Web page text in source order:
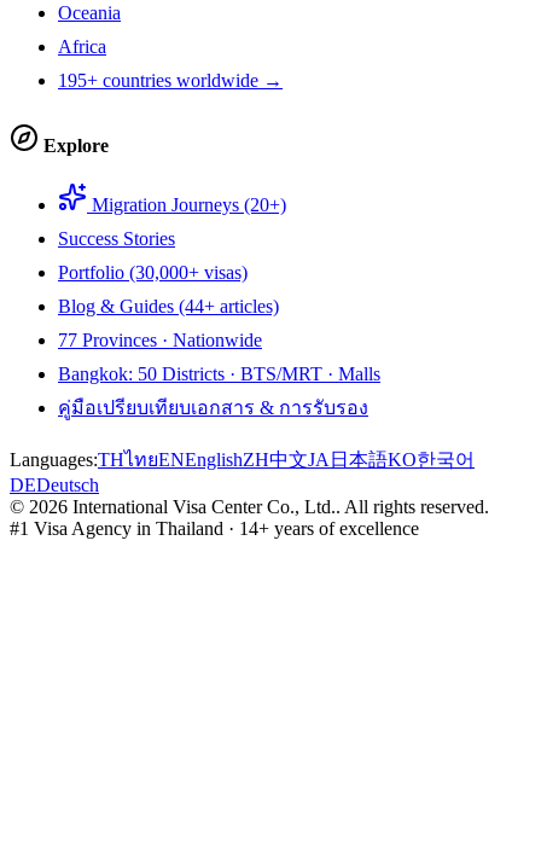
Oceania
Africa
195+ countries worldwide →
Explore
Migration Journeys (20+)
Success Stories
Portfolio (30,000+ visas)
Blog & Guides (44+ articles)
77 Provinces · Nationwide
Bangkok: 50 Districts · BTS/MRT · Malls
คู่มือเปรียบเทียบเอกสาร & การรับรอง
Languages:THไทยENEnglishZH中文JA 日本語KO한국어
DEDeutsch
© 2026 International Visa Center Co., Ltd.. All rights reserved.
#1 Visa Agency in Thailand · 14+ years of excellence